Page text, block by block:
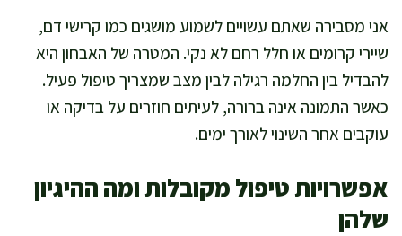
אני מסבירה שאתם עשויים לשמוע מושגים כמו קרישי דם,
שיירי קרומים או חלל רחם לא נקי. המטרה של האבחון היא
להבדיל בין החלמה רגילה לבין מצב שמצריך טיפול פעיל.
כאשר התמונה אינה ברורה, לעיתים חוזרים על בדיקה או
עוקבים אחר השינוי לאורך ימים.
אפשרויות טיפול מקובלות ומה ההיגיון
שלהן